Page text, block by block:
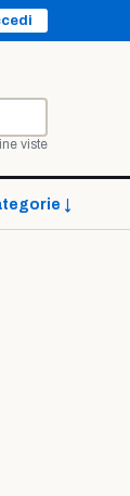
viste
↓